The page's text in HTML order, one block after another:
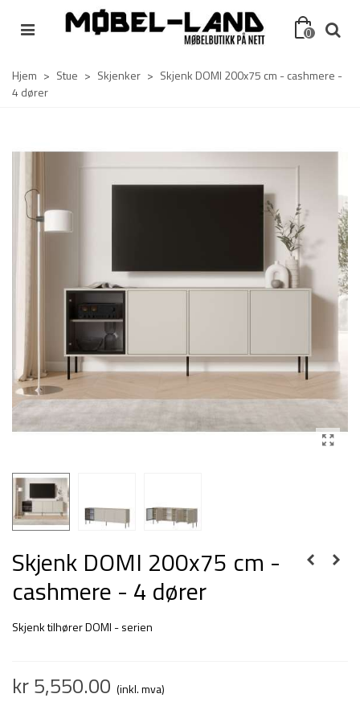
0
Hjem > Stue > Skjenker > Skjenk DOMI 200x75 cm - cashmere -
4 dører
Skjenk DOMI 200x75 cm -
cashmere - 4 dører
Skjenk tilhører DOMI - serien
kr 5,550.00 (inkl. mva)